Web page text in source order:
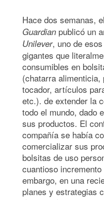
Hace dos semanas,
Guardian publicó un
Unilever, uno de
gigantes que
consumibles en
(chatarra
tocador, artículos
etc.). de extender la
todo el mundo, dado
sus productos. El
compañía se había
comercializar sus
bolsitas de uso
cuantioso
embargo, en una
planes y estrategias